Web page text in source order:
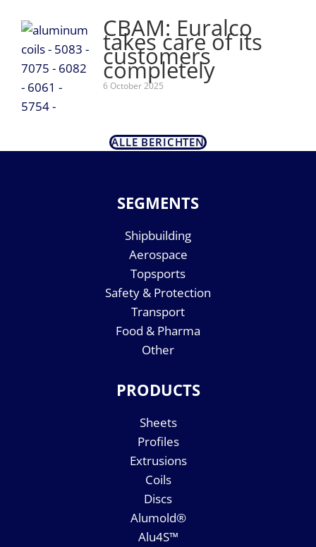
CBAM: Euralco
takes care of its
customers
completely
6 October 2025
ALLE BERICHTEN
SEGMENTS
Shipbuilding
Aerospace
Topsports
Safety & Protection
Transport
Food & Pharma
Other
PRODUCTS
Sheets
Profiles
Extrusions
Coils
Discs
Alumold®
Alu4S™